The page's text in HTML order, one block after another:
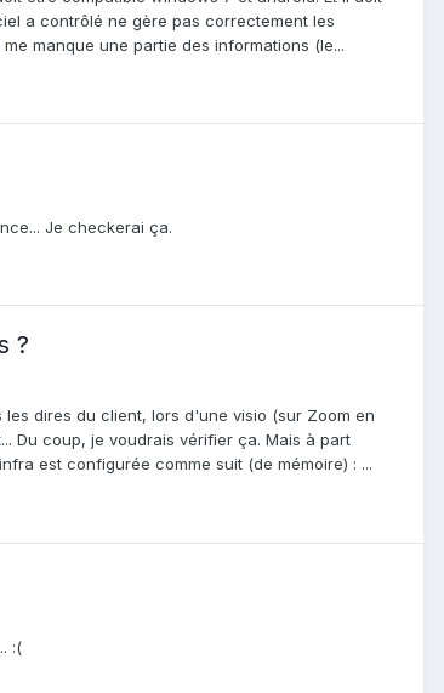
a contrôlé ne gère pas correctement les
manque une partie des informations (le...
Je checkerai ça.
?
dires du client, lors d'une visio (sur Zoom en
Du coup, je voudrais vérifier ça. Mais à part
est configurée comme suit (de mémoire) : ...
:(